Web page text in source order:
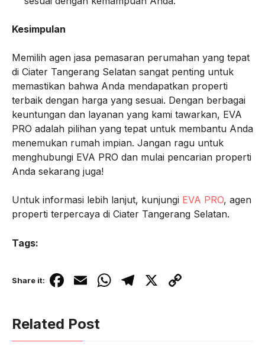
Kesimpulan
Memilih agen jasa pemasaran perumahan yang tepat
di Ciater Tangerang Selatan sangat penting untuk
memastikan bahwa Anda mendapatkan properti
terbaik dengan harga yang sesuai. Dengan berbagai
keuntungan dan layanan yang kami tawarkan, EVA
PRO adalah pilihan yang tepat untuk membantu Anda
menemukan rumah impian. Jangan ragu untuk
menghubungi EVA PRO dan mulai pencarian properti
Anda sekarang juga!
Untuk informasi lebih lanjut, kunjungi EVA PRO, agen
properti terpercaya di Ciater Tangerang Selatan.
Tags:
Share it: F
c
e
E
ail
W
at
s
T
X C
Related Post